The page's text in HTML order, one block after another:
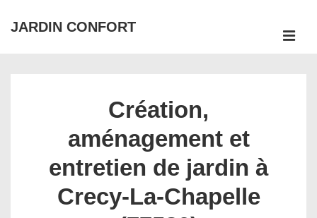
passer
JARDIN CONFORT
Création,
aménagement et
entretien de jardin à
Crecy-La-Chapelle